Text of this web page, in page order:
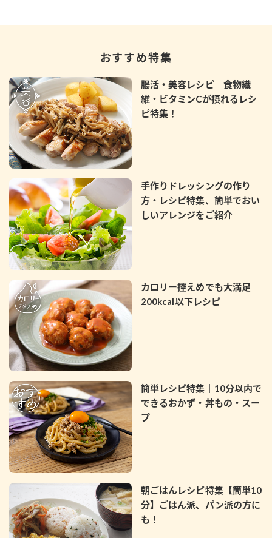
おすすめ特集
腸活・美容レシピ｜食物繊
維・ビタミンCが摂れるレシ
ピ特集！
手作りドレッシングの作り
方・レシピ特集、簡単でおい
しいアレンジをご紹介
カロリー控えめでも大満足
200kcal以下レシピ
簡単レシピ特集｜10分以内で
できるおかず・丼もの・スー
プ
朝ごはんレシピ特集【簡単10
分】ごはん派、パン派の方に
も！